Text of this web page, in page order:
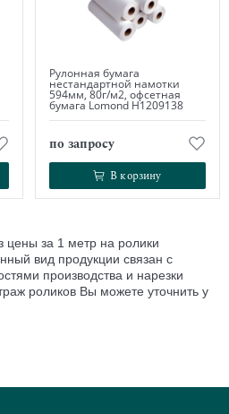
Рулонная бумага
нестандартной намотки
594мм, 80г/м2, офсетная
бумага Lomond Н1209138
по запросу
В корзину
В корзину
цены за 1 метр на ролики
вид продукции связан с
производства и нарезки
роликов Вы можете уточнить у